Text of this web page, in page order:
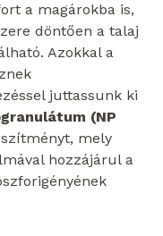
a magárokba is,
döntően a talaj
Azokkal a
juttassunk ki
(NP
mely
hozzájárul a